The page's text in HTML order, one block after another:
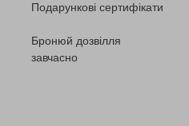
Подарункові сертифікати
Бронюй дозвілля
завчасно